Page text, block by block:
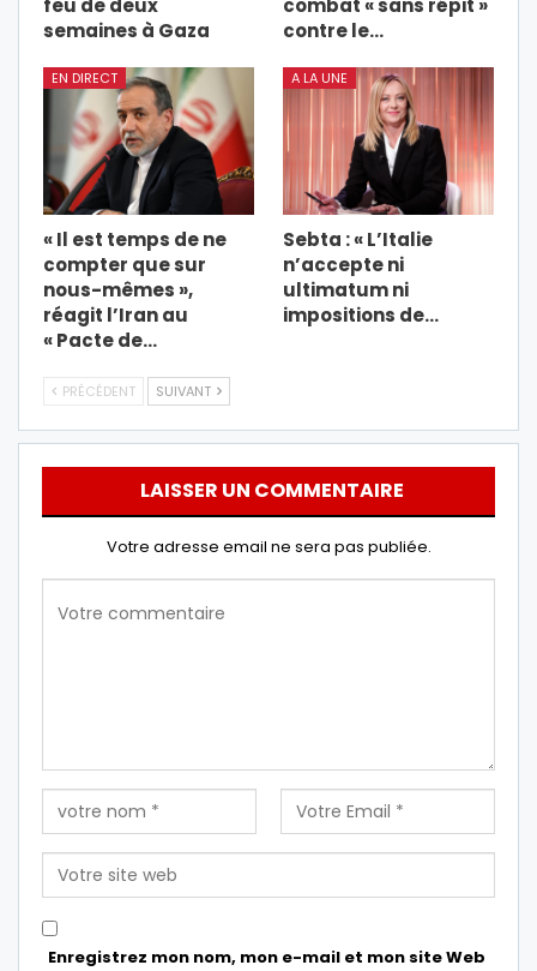
feu de deux
semaines à Gaza
combat « sans répit »
contre le…
EN DIRECT
« Il est temps de ne
compter que sur
nous-mêmes »,
réagit l’Iran au
« Pacte de…
A LA UNE
Sebta : « L’Italie
n’accepte ni
ultimatum ni
impositions de…
PRÉCÉDENT SUIVANT
LAISSER UN COMMENTAIRE
Votre adresse email ne sera pas publiée.
Enregistrez mon nom, mon e-mail et mon site Web